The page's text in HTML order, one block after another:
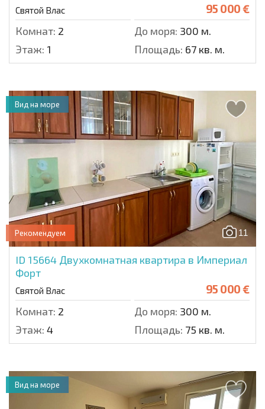
Святой Влас 95 000 €
Комнат: 2 До моря: 300 м.
Этаж: 1 Площадь: 67 кв. м.
11
Рекомендуем
ID 15664 Двухкомнатная квартира в Империал
Форт
Святой Влас 95 000 €
Комнат: 2 До моря: 300 м.
Этаж: 4 Площадь: 75 кв. м.
Вид на море
Вид на море